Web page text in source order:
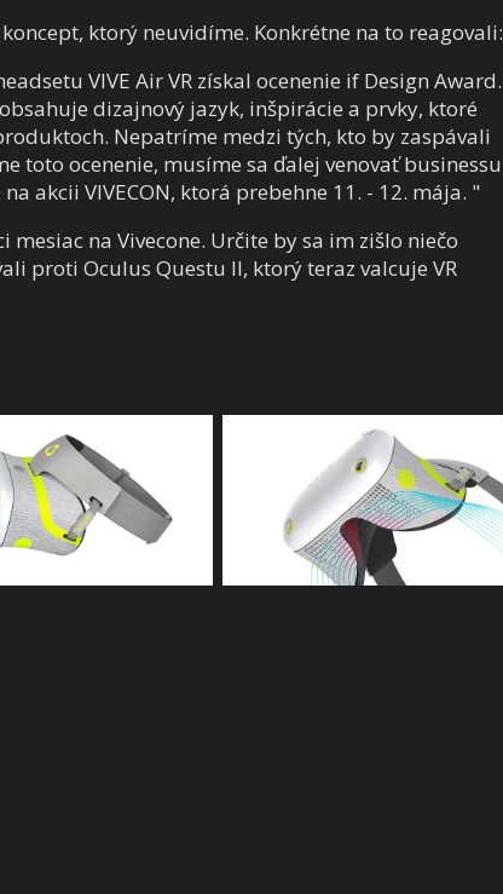
ktorý neuvidíme. Konkrétne na to reagovali:
VIVE Air VR získal ocenenie if Design Award.
dizajnový jazyk, inšpirácie a prvky, ktoré
Nepatríme medzi tých, kto by zaspávali
toto ocenenie, musíme sa ďalej venovať businessu
akcii VIVECON, ktorá prebehne 11. - 12. mája. "
na Vivecone. Určite by sa im zišlo niečo
proti Oculus Questu II, ktorý teraz valcuje VR